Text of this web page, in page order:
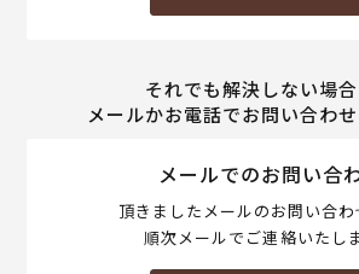
それでも解決しない場合
メールかお電話でお問い合わせ
メールでのお問い合
頂きましたメールのお問い合わ
順次メールでご連絡いたしま